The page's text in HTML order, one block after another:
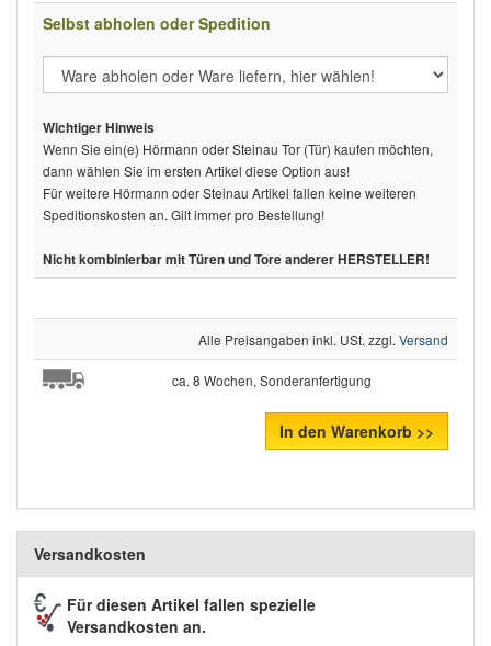
Selbst abholen oder Spedition
Wichtiger Hinweis
Wenn Sie ein(e) Hörmann oder Steinau Tor (Tür) kaufen möchten,
dann wählen Sie im ersten Artikel diese Option aus!
Für weitere Hörmann oder Steinau Artikel fallen keine weiteren
Speditionskosten an. Gilt immer pro Bestellung!
Nicht kombinierbar mit Türen und Tore anderer HERSTELLER!
Alle Preisangaben inkl. USt. zzgl. Versand
ca. 8 Wochen, Sonderanfertigung
In den Warenkorb >>
Versandkosten
Für diesen Artikel fallen spezielle
Versandkosten an.